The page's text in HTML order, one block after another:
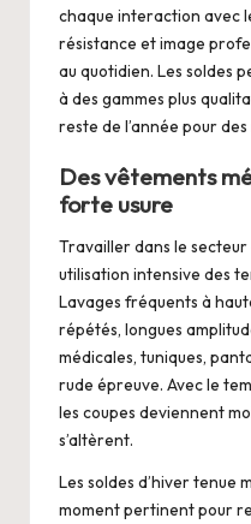
chaque interaction avec
résistance et image
au quotidien. Les soldes
à des gammes plus
reste de l’année pour
Des vêtements
forte usure
Travailler dans le
utilisation intensive des
Lavages fréquents à
répétés, longues
médicales, tuniques,
rude épreuve. Avec le
les coupes deviennent
s’altèrent.
Les soldes d’hiver tenue
moment pertinent pour